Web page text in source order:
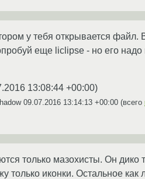
у тебя открывается
еще liclipse - но его надо
13:08:44 +00:00)
09.07.2016 13:14:13 +00:00 (всего
только мазохисты. Он
только иконки. Остальное как